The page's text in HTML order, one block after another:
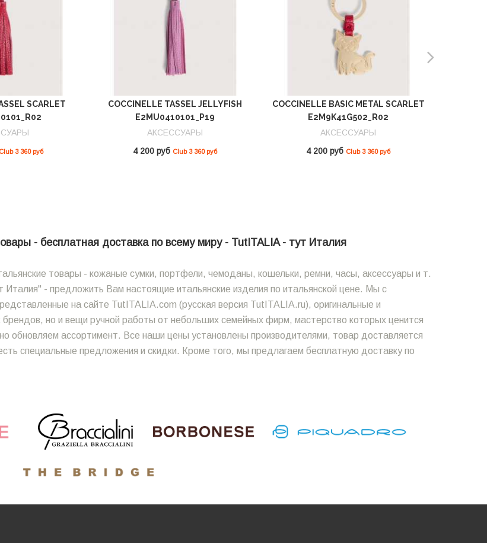
SCARLET
Club 3 360 руб
COCCINELLE TASSEL JELLYFISH
E2MU0410101_P19
АКСЕССУАРЫ
4 200 руб Club 3 360 руб
COCCINELLE BASIC METAL SCARLET
E2M9K41G502_R02
АКСЕССУАРЫ
4 200 руб Club 3 360 руб
- бесплатная доставка по всему миру - TutITALIA - тут Италия
товары - кожаные сумки, портфели, чемоданы, кошельки, ремни, часы, аксессуары и т.
- предложить Вам настоящие итальянские изделия по итальянской цене. Мы с
на сайте TutITALIA.com (русская версия TutITALIA.ru), оригинальные и
брендов, но и вещи ручной работы от небольших семейных фирм, мастерство которых ценится
обновляем ассортимент. Все наши цены установлены производителями, товар доставляется
специальные предложения и скидки. Кроме того, мы предлагаем бесплатную доставку по